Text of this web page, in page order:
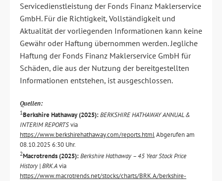
Servicedienstleistung der Fonds Finanz Maklerservice
GmbH. Für die Richtigkeit, Vollständigkeit und
Aktualität der vorliegenden Informationen kann keine
Gewähr oder Haftung übernommen werden. Jegliche
Haftung der Fonds Finanz Maklerservice GmbH für
Schäden, die aus der Nutzung der bereitgestellten
Informationen entstehen, ist ausgeschlossen.
Quellen:
1Berkshire Hathaway (2025):BERKSHIRE HATHAWAY ANNUAL &
INTERIM REPORTSvia
https://www.berkshirehathaway.com/reports.htmlAbgerufen am
08.10.2025 6:30 Uhr.
2Macrotrends (2025):Berkshire Hathaway – 45 Year Stock Price
History | BRK.Avia
https://www.macrotrends.net/stocks/charts/BRK.A/berkshire-